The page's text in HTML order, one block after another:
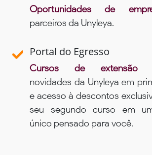
Oportunidades de
parceiros da Unyleya.
Portal do Egresso
Cursos de extensão
novidades da Unyleya em
e acesso à descontos
seu segundo curso em
único pensado para você.